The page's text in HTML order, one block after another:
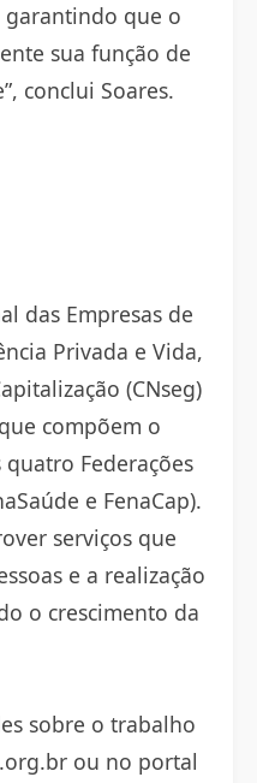
garantindo que o
sua função de
conclui Soares.
das Empresas de
Privada e Vida,
(CNseg)
compõem o
Federações
e FenaCap).
serviços que
e a realização
o crescimento da
sobre o trabalho
ou no portal